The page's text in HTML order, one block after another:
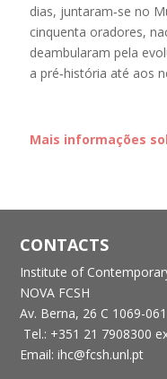
dias, juntaram‑se no
cinquenta oradores,
deambularam pela
a pré‑história até aos
Mais informações
CONTACTS
Institute of
NOVA FCSH
Av. Berna, 26 C 1069-
Tel.: +351 21 7908300
Email: ihc@fcsh.unl.pt